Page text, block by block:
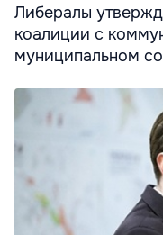
Либералы
коалиции с
муниципальном